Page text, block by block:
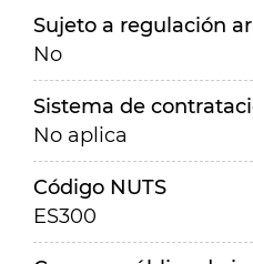
Sujeto a regulación
No
Sistema de
No aplica
Código NUTS
ES300